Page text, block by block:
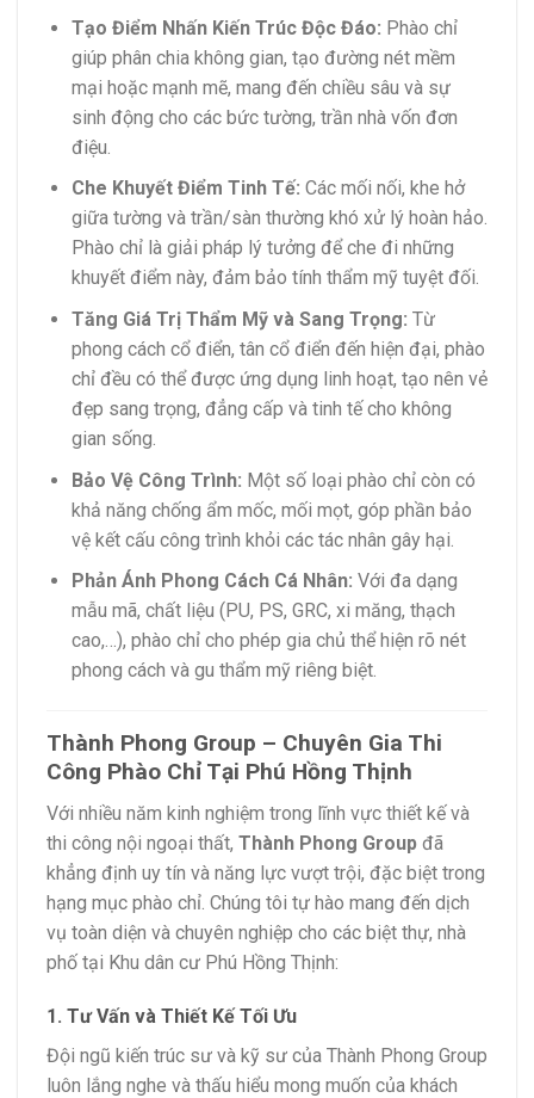
Tạo Điểm Nhấn Kiến Trúc Độc Đáo: Phào chỉ
giúp phân chia không gian, tạo đường nét mềm
mại hoặc mạnh mẽ, mang đến chiều sâu và sự
sinh động cho các bức tường, trần nhà vốn đơn
điệu.
Che Khuyết Điểm Tinh Tế: Các mối nối, khe hở
giữa tường và trần/sàn thường khó xử lý hoàn hảo.
Phào chỉ là giải pháp lý tưởng để che đi những
khuyết điểm này, đảm bảo tính thẩm mỹ tuyệt đối.
Tăng Giá Trị Thẩm Mỹ và Sang Trọng: Từ
phong cách cổ điển, tân cổ điển đến hiện đại, phào
chỉ đều có thể được ứng dụng linh hoạt, tạo nên vẻ
đẹp sang trọng, đẳng cấp và tinh tế cho không
gian sống.
Bảo Vệ Công Trình: Một số loại phào chỉ còn có
khả năng chống ẩm mốc, mối mọt, góp phần bảo
vệ kết cấu công trình khỏi các tác nhân gây hại.
Phản Ánh Phong Cách Cá Nhân: Với đa dạng
mẫu mã, chất liệu (PU, PS, GRC, xi măng, thạch
cao,…), phào chỉ cho phép gia chủ thể hiện rõ nét
phong cách và gu thẩm mỹ riêng biệt.
Thành Phong Group – Chuyên Gia Thi
Công Phào Chỉ Tại Phú Hồng Thịnh
Với nhiều năm kinh nghiệm trong lĩnh vực thiết kế và
thi công nội ngoại thất, Thành Phong Group đã
khẳng định uy tín và năng lực vượt trội, đặc biệt trong
hạng mục phào chỉ. Chúng tôi tự hào mang đến dịch
vụ toàn diện và chuyên nghiệp cho các biệt thự, nhà
phố tại Khu dân cư Phú Hồng Thịnh:
1. Tư Vấn và Thiết Kế Tối Ưu
Đội ngũ kiến trúc sư và kỹ sư của Thành Phong Group
luôn lắng nghe và thấu hiểu mong muốn của khách